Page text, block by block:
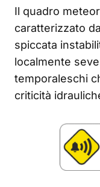
Il quadro
caratterizzato
spiccata
localmente
temporaleschi
criticità